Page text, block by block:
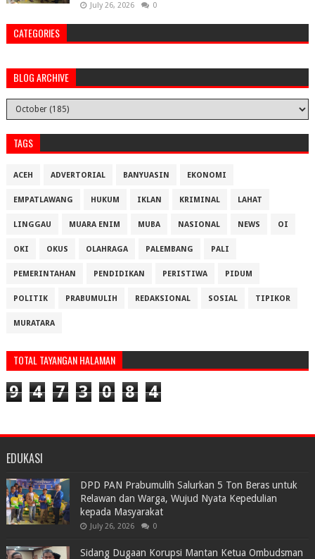
July 26, 2026 0
CATEGORIES
BLOG ARCHIVE
TAGS
ACEH ADVERTORIAL BANYUASIN EKONOMI
EMPATLAWANG HUKUM IKLAN KRIMINAL LAHAT
LINGGAU MUARA ENIM MUBA NASIONAL NEWS OI
OKI OKUS OLAHRAGA PALEMBANG PALI
PEMERINTAHAN PENDIDIKAN PERISTIWA PIDUM
POLITIK PRABUMULIH REDAKSIONAL SOSIAL TIPIKOR
MURATARA
TOTAL TAYANGAN HALAMAN
9 4 7 3 0 8 4
EDUKASI
DPD PAN Prabumulih Salurkan 5 Ton Beras untuk
Relawan dan Warga, Wujud Nyata Kepedulian
kepada Masyarakat
July 26, 2026 0
Sidang Dugaan Korupsi Mantan Ketua Ombudsman